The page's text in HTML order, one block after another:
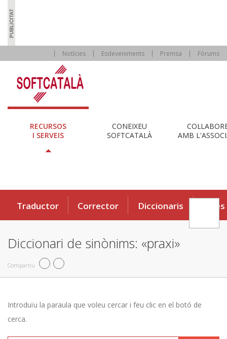
Notícies Esdeveniments Premsa Fòrums
RECURSOS
I SERVEIS
CONEIXEU
SOFTCATALÀ
AMB
Traductor Corrector Diccionaris Eines
Diccionari de sinònims: «praxi»
Compartiu
Introduïu la paraula que voleu cercar i feu clic en el botó de
cerca.